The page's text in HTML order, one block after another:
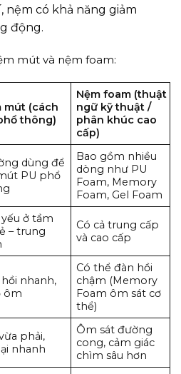
có khả năng giảm
động.
mút và nệm foam:
mút (cách
thông)
Nệm foam (thuật
ngữ kỹ thuật /
phân khúc cao
cấp)
dùng để
PU phổ
Bao gồm nhiều
dòng như PU
Foam, Memory
Foam, Gel Foam
ở tầm
– trung
Có cả trung cấp
và cao cấp
nhanh,
ôm
Có thể đàn hồi
chậm (Memory
Foam ôm sát cơ
thể)
phải,
nhanh
Ôm sát đường
cong, cảm giác
chìm sâu hơn